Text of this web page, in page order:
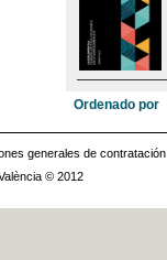
Ordenado por
generales de contratación
© 2012